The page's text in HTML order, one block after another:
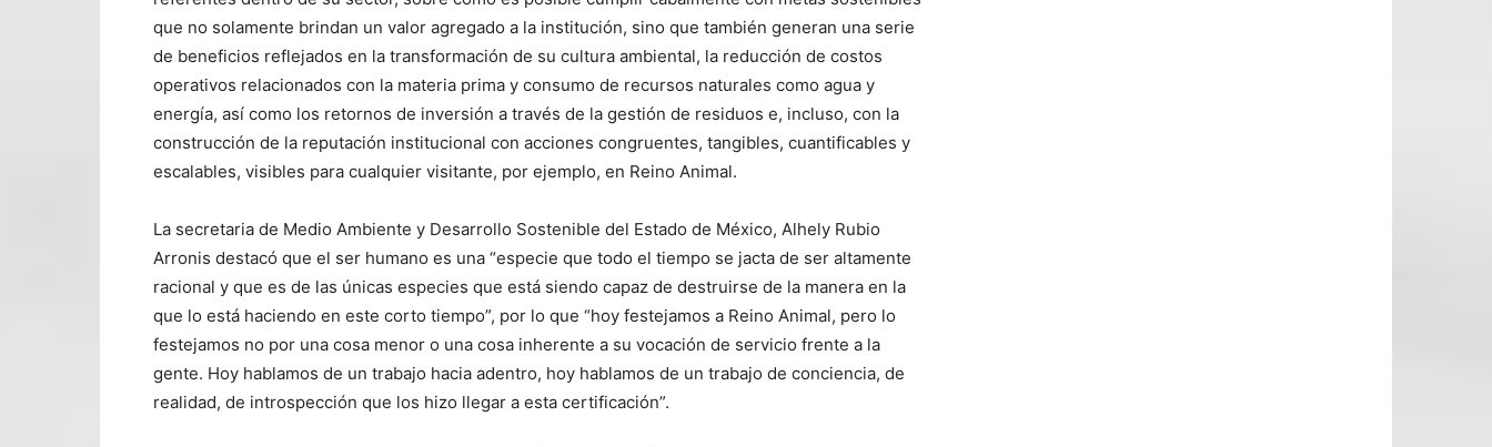
que no solamente brindan un valor agregado a la institución, sino que también generan una serie
de beneficios reflejados en la transformación de su cultura ambiental, la reducción de costos
operativos relacionados con la materia prima y consumo de recursos naturales como agua y
energía, así como los retornos de inversión a través de la gestión de residuos e, incluso, con la
construcción de la reputación institucional con acciones congruentes, tangibles, cuantificables y
escalables, visibles para cualquier visitante, por ejemplo, en Reino Animal.
La secretaria de Medio Ambiente y Desarrollo Sostenible del Estado de México, Alhely Rubio
Arronis destacó que el ser humano es una “especie que todo el tiempo se jacta de ser altamente
racional y que es de las únicas especies que está siendo capaz de destruirse de la manera en la
que lo está haciendo en este corto tiempo”, por lo que “hoy festejamos a Reino Animal, pero lo
festejamos no por una cosa menor o una cosa inherente a su vocación de servicio frente a la
gente. Hoy hablamos de un trabajo hacia adentro, hoy hablamos de un trabajo de conciencia, de
realidad, de introspección que los hizo llegar a esta certificación”.